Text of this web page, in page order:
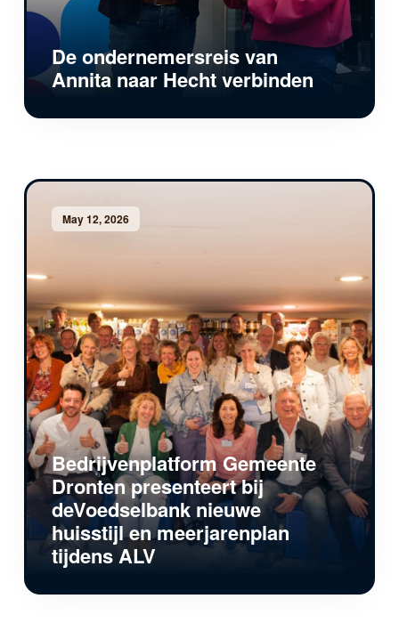
De ondernemersreis van
Annita naar Hecht verbinden
May 12, 2026
Bedrijvenplatform Gemeente
Dronten presenteert bij
deVoedselbank nieuwe
huisstijl en meerjarenplan
tijdens ALV